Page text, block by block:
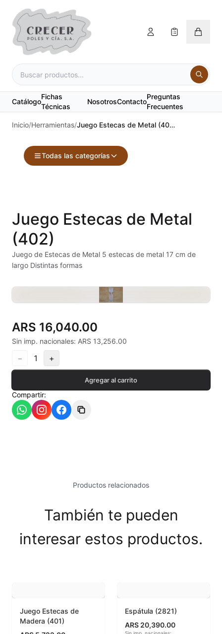
Catálogo
Fichas
Técnicas
NosotrosContacto
Preguntas
Frecuentes
Inicio/Herramientas/ Juego Estecas de Metal (402)
Todas las categorías
Alambre Kanthal
Arcilla Secado al Aire
Bizcochos cerámicos
Conos pirometricos Orton
Contramoldes
Crayones cerámicos
Crisoles refractarios
Engobes
Esmaltes Mates y Satinados
Esmaltes para enlozado de chapa
Esmaltes preparados
Juego Estecas de Metal
(402)
Juego de Estecas de Metal 5 estecas de metal 17 cm de
largo Distintas formas
ARS 16,040.00
Sin imp. nacionales: ARS 13,256.00
− 1 +
Agregar al carrito
Compartir:
Productos relacionados
También te pueden
interesar estos productos.
Juego Estecas de
Madera (401)
Espátula (2821)
ARS 20,390.00